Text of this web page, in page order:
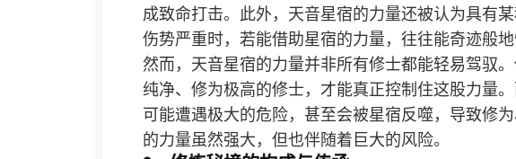
成致命打击。此外，天音星宿的力量还被认为具有
伤势严重时，若能借助星宿的力量，往往能奇迹般地
然而，天音星宿的力量并非所有修士都能轻易驾驭
纯净、修为极高的修士，才能真正控制住这股力量
可能遭遇极大的危险，甚至会被星宿反噬，导致修
的力量虽然强大，但也伴随着巨大的风险。